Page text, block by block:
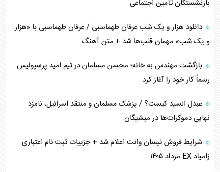
اربعین، کابوس مشترک تل‌آویو-واشنگتن
برنامه هفتم توسعه در نقطه کور سیاستگذاری
کنوانسیون دریای خزر در راستای منافع ملی است؟
اوکراین بازوی مخرب آمریکا در غرب آسیا
اهمیت راهبردی اردن برای آمریکا
پیام، ظرفیت بالفعل‌نشده تجارت ایران
بازنشستگان تأمین اجتماعی
دانلود هزار و یک شب عرفان طهماسبی / عرفان طهماسبی با «هزار
و یک شب» مهمان قلب‌ها شد + متن آهنگ
بازگشت مهندس به خانه؛ محسن مسلمان در تیم امید پرسپولیس
رسماً کار خود را آغاز کرد
عبدل السید کیست؟ / پزشک مسلمان و منتقد اسرائیل، نامزد
نهایی دموکرات‌ها در میشیگان
شرایط فروش نیسان وانت اعلام شد + جزییات ثبت نام اعتباری
زامیاد EX مرداد ۱۴۰۵